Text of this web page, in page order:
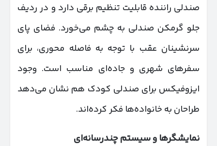
صندلی راننده قابلیت تنظیم برقی دارد و در ردیف
جلو گرمکن صندلی به چشم می‌خورد. فضای پای
سرنشینان عقب با توجه به فاصله محوری، برای
سفرهای شهری و جاده‌ای مناسب است. وجود
ایزوفیکس برای صندلی کودک هم نشان می‌دهد
طراحان به خانواده‌ها فکر کرده‌اند.
نمایشگرها و سیستم چندرسانه‌ای